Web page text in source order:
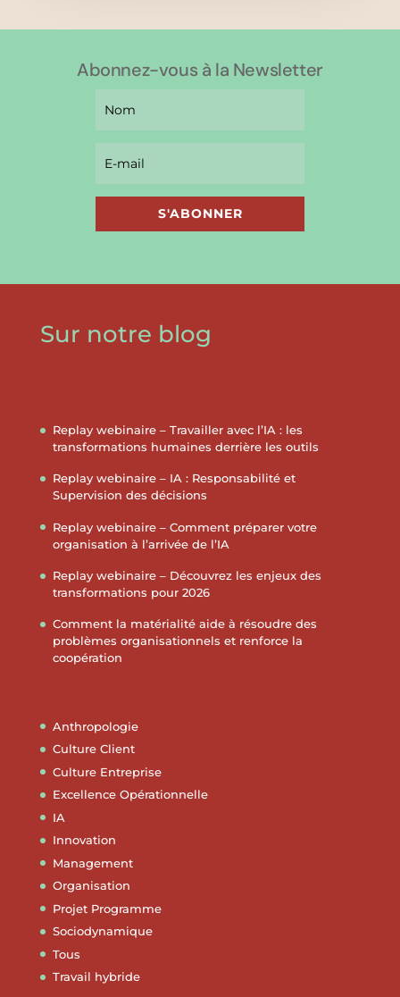
Abonnez-vous à la Newsletter
S'ABONNER
Sur notre blog
Replay webinaire – Travailler avec l’IA : les
transformations humaines derrière les outils
Replay webinaire – IA : Responsabilité et
Supervision des décisions
Replay webinaire – Comment préparer votre
organisation à l’arrivée de l’IA
Replay webinaire – Découvrez les enjeux des
transformations pour 2026
Comment la matérialité aide à résoudre des
problèmes organisationnels et renforce la
coopération
Anthropologie
Culture Client
Culture Entreprise
Excellence Opérationnelle
IA
Innovation
Management
Organisation
Projet Programme
Sociodynamique
Tous
Travail hybride